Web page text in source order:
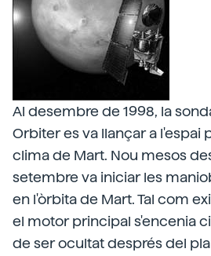
Al desembre de 1998, la
Orbiter es va llançar a l'espai
clima de Mart. Nou mesos
setembre va iniciar les
en l'òrbita de Mart. Tal com
el motor principal s'encenia
de ser ocultat després del